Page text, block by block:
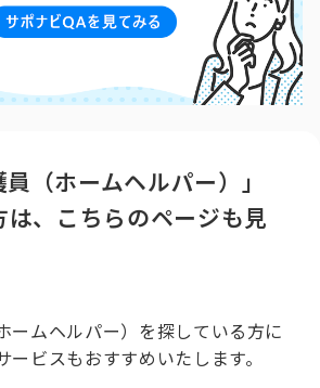
員（ホームヘルパー）」
は、こちらのページも見
ームヘルパー）を探している方に
ービスもおすすめいたします。